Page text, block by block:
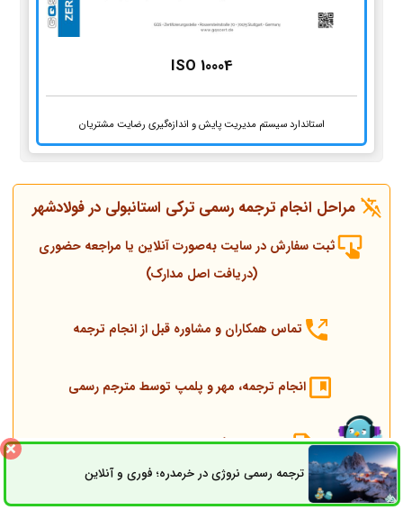
ISO 10004
استاندارد سیستم مدیریت پایش و اندازه‌گیری رضایت مشتریان
مراحل انجام ترجمه رسمی ترکی استانبولی در فولادشهر
ثبت سفارش در سایت به‌صورت آنلاین یا مراجعه حضوری
(دریافت اصل مدارک)
تماس همکاران و مشاوره قبل از انجام ترجمه
انجام ترجمه، مهر و پلمپ توسط مترجم رسمی
ارسال به دادگستری و وزارت امور خارجه
ارسال به کنسولگری ترکیه
ترجمه رسمی نروژی در خرمدره؛ فوری و آنلاینثبت سفارش راه های ارتباطی